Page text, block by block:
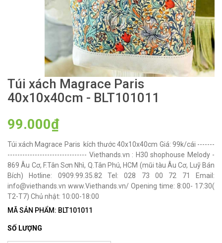
Túi xách Magrace Paris
40x10x40cm - BLT101011
99.000₫
Túi xách Magrace Paris kích thước 40x10x40cm Giá: 99k/cái -------
-------------------------------- Viethands.vn : H30 shophouse Melody -
869 Âu Cơ, F.Tân Sơn Nhì, Q.Tân Phú, HCM (mũi tàu Âu Cơ, Luỹ Bán
Bích) Hotline: 0909.99.35.82 Tel: 028 73 00 72 71 Email:
info@viethands.vn www.Viethands.vn/ Opening time: 8:00- 17:30(
T2-T7) Chủ nhật: 10:00-18:00
MÃ SẢN PHẨM: BLT101011
SỐ LƯỢNG